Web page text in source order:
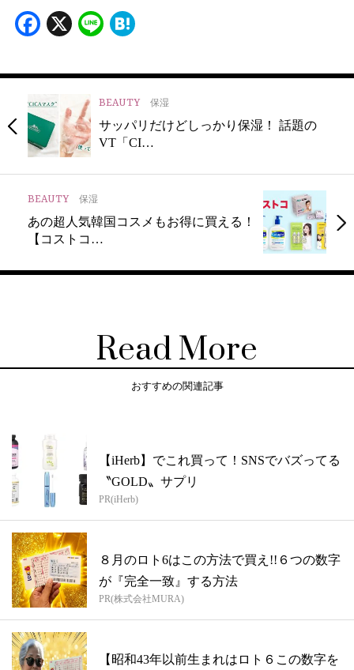
Facebook
X Line
BEAUTY 保湿
サッパリだけどしっかり保湿！ 話題の
VT「CI…
BEAUTY 保湿
あの超人気韓国コスメもお得に買える！
【コストコ…
Read More
おすすめの関連記事
【iHerb】でこれ買って！SNSでバズってる
〝GOLD〟サプリ
PR(iHerb)
８月のロト6はこの方法で買え!!６つの数字
が『完全一致』する方法
PR(株式会社MURA)
【昭和43年以前生まれはロト６この数字を